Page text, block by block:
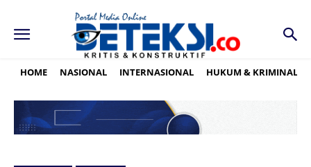
HOME NASIONAL INTERNASIONAL HUKUM & KRIMINAL